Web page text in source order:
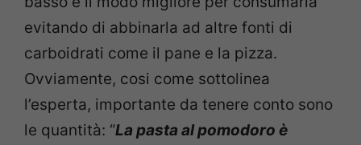
evitando di abbinarla ad altre fonti di
carboidrati come il pane e la pizza.
Ovviamente, cosi come sottolinea
l’esperta, importante da tenere conto sono
le quantità: “La pasta al pomodoro è